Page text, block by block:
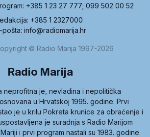
+385 1 23 27 777; 099 502 00 52
+385 1 2327000
pošta: info@radiomarija.hr
© Radio Marija 1997-2026
Radio Marija
neprofitna je, nevladina i nepolitička
u Hrvatskoj 1995. godine. Prvi
je u krilu Pokreta krunice za obraćenje i
je suradnja s Radio Marijom
i prvi program nastali su 1983. godine